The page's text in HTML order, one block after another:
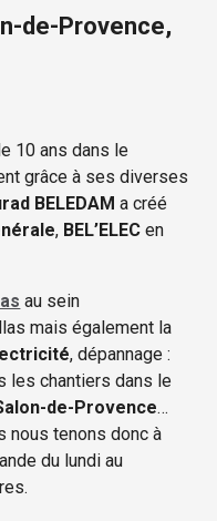
de-Provence,
10 ans dans le
grâce à ses diverses
BELEDAM a créé
, BEL’ELEC en
au sein
mais également la
, dépannage :
les chantiers dans le
de-Provence…
nous tenons donc à
du lundi au